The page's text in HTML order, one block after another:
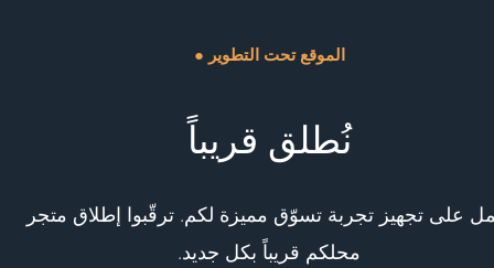
● الموقع تحت التطوير
نُطلق قريباً
على تجهيز تجربة تسوّق مميزة لكم. ترقّبوا إطلاق متجر
محلكم قريباً بكل جديد.